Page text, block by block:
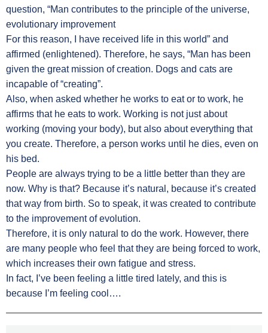
question, “Man contributes to the principle of the universe,
evolutionary improvement
For this reason, I have received life in this world” and
affirmed (enlightened). Therefore, he says, “Man has been
given the great mission of creation. Dogs and cats are
incapable of “creating”.
Also, when asked whether he works to eat or to work, he
affirms that he eats to work. Working is not just about
working (moving your body), but also about everything that
you create. Therefore, a person works until he dies, even on
his bed.
People are always trying to be a little better than they are
now. Why is that? Because it’s natural, because it’s created
that way from birth. So to speak, it was created to contribute
to the improvement of evolution.
Therefore, it is only natural to do the work. However, there
are many people who feel that they are being forced to work,
which increases their own fatigue and stress.
In fact, I’ve been feeling a little tired lately, and this is
because I’m feeling cool….